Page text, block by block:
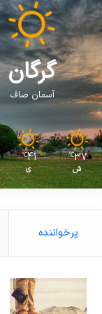
گرگان
آسمان صاف
37
℃
ش
41
℃
ی
پرخواننده